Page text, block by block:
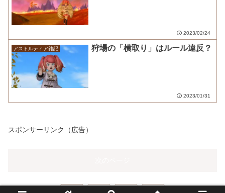
2023/02/24
アストルティア雑記 狩場の「横取り」はルール違反？
2023/01/31